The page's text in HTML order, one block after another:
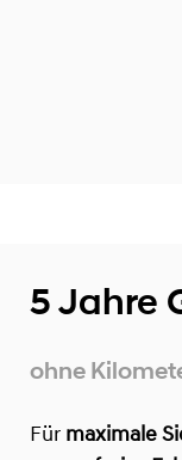
5 Jahre
ohne
Für maximale